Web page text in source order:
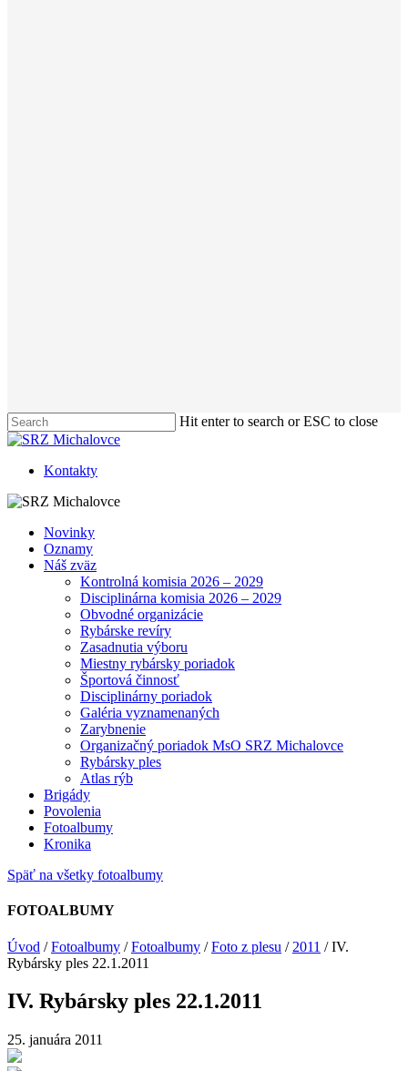
Hit enter to search or ESC to close
Close
Kontakty
Menu
Novinky
Oznamy
Náš zväz
Kontrolná komisia 2026 – 2029
Disciplinárna komisia 2026 – 2029
Obvodné organizácie
Rybárske revíry
Zasadnutia výboru
Miestny rybársky poriadok
Športová činnosť
Disciplinárny poriadok
Galéria vyznamenaných
Zarybnenie
Organizačný poriadok MsO SRZ Michalovce
Rybársky ples
Atlas rýb
Brigády
Povolenia
Fotoalbumy
Kronika
Späť na všetky fotoalbumy
FOTOALBUMY
Úvod /Fotoalbumy /Fotoalbumy /Foto z plesu / 2011 /IV.
Rybársky ples 22.1.2011
IV. Rybársky ples 22.1.2011
25. januára 2011